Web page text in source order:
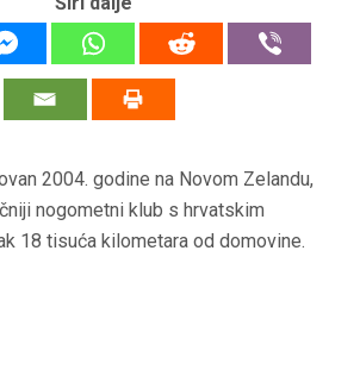
2004. godine na Novom Zelandu,
nogometni klub s hrvatskim
18 tisuća kilometara od domovine.